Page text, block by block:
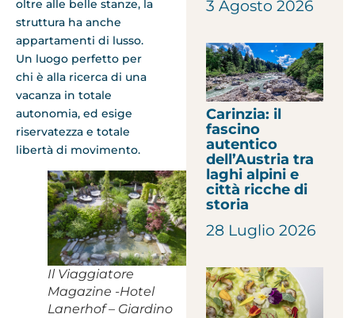
oltre alle belle stanze, la
struttura ha anche
appartamenti di lusso.
Un luogo perfetto per
chi è alla ricerca di una
vacanza in totale
autonomia, ed esige
riservatezza e totale
libertà di movimento.
Il Viaggiatore
Magazine -Hotel
Lanerhof – Giardino
3 Agosto 2026
Carinzia: il
fascino
autentico
dell’Austria tra
laghi alpini e
città ricche di
storia
28 Luglio 2026